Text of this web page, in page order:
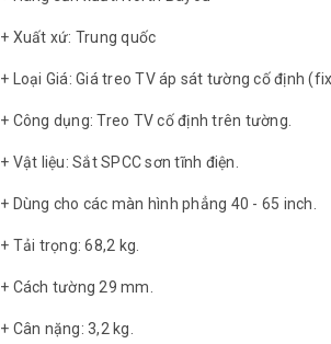
+ Xuất xứ: Trung quốc
+ Loại Giá: Giá treo TV áp sát tường cố định
+ Công dụng: Treo TV cố định trên tường.
+ Vật liệu: Sắt SPCC sơn tĩnh điện.
+ Dùng cho các màn hình phẳng 40 - 65 inch.
+ Tải trọng: 68,2 kg.
+ Cách tường 29 mm.
+ Cân nặng: 3,2 kg.